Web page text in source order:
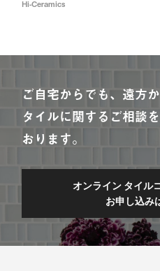
Hi-Ceramics
ご自宅からでも、遠方か
タイルに関するご相談
おります。
オンライン タイル
お申し込み